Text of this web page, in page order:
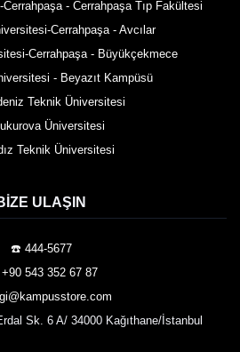
- Cerrahpaşa Tıp Fakültesi
Cerrahpaşa - Avcılar
Cerrahpaşa - Büyükçekmece
- Beyazıt Kampüsü
Teknik Üniversitesi
Üniversitesi
Teknik Üniversitesi
ULAŞIN
☎️ 444-5677
543 352 67 87
Sk. 6 A/ 34000 Kağıthane/İstanbul